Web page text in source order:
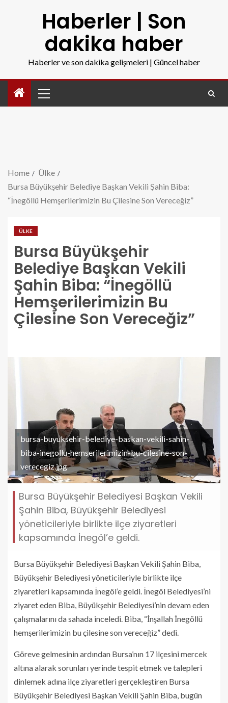
Haberler | Son
dakika haber
Haberler ve son dakika gelişmeleri | Güncel haber
Home
Ülke
Bursa Büyükşehir Belediye Başkan Vekili Şahin Biba:
“İnegöllü Hemşerilerimizin Bu Çilesine Son Vereceğiz”
ÜLKE
Bursa Büyükşehir
Belediye Başkan Vekili
Şahin Biba: “İnegöllü
Hemşerilerimizin Bu
Çilesine Son Vereceğiz”
bursa-buyuksehir-belediye-baskan-vekili-sahin-
biba-inegollu-hemserilerimizin-bu-cilesine-son-
verecegiz.jpg
Bursa Büyükşehir Belediyesi Başkan Vekili
Şahin Biba, Büyükşehir Belediyesi
yöneticileriyle birlikte ilçe ziyaretleri
kapsamında İnegöl’e geldi.
Bursa Büyükşehir Belediyesi Başkan Vekili Şahin Biba,
Büyükşehir Belediyesi yöneticileriyle birlikte ilçe
ziyaretleri kapsamında İnegöl’e geldi. İnegöl Belediyesi’ni
ziyaret eden Biba, Büyükşehir Belediyesi’nin devam eden
çalışmalarını da sahada inceledi. Biba, “İnşallah İnegöllü
hemşerilerimizin bu çilesine son vereceğiz” dedi.
Göreve gelmesinin ardından Bursa’nın 17 ilçesini mercek
altına alarak sorunları yerinde tespit etmek ve talepleri
dinlemek adına ilçe ziyaretleri gerçekleştiren Bursa
Büyükşehir Belediyesi Başkan Vekili Şahin Biba, bugün